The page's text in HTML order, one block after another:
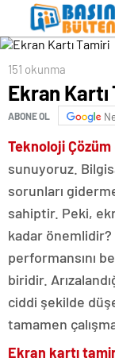
151 okunma
Ekran Kartı
ABONE OL
Teknoloji Çözüm
sunuyoruz.
sorunları
sahiptir. Peki,
kadar önemlidir?
performansını
biridir.
ciddi şekilde
tamamen
Ekran kartı